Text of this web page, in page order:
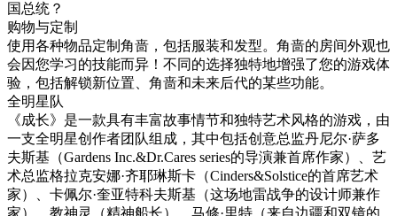
国总统？
购物与定制
使用各种物品定制角啬，包括服装和发型。角啬的房间外观也
会因您学习的技能而异！不同的选择独特地增强了您的游戏体
验，包括解锁新位置、角啬和未来后代的某些功能。
全明星队
《成长》是一款具有丰富故事情节和独特艺术风格的游戏，由
一支全明星创作者团队组成，其中包括创意总监丹尼尔·萨多
夫斯基（Gardens Inc.&Dr.Cares series的导演兼首席作家）、艺
术总监格拉克安娜·齐耶琳斯卡（Cinders&Solstice的首席艺术
家）、卡佩尔·奎亚特科夫斯基（这场地雷战争的设计师兼作
家），教神灵（精神船长）、马修·里特（来自边疆和双镜的